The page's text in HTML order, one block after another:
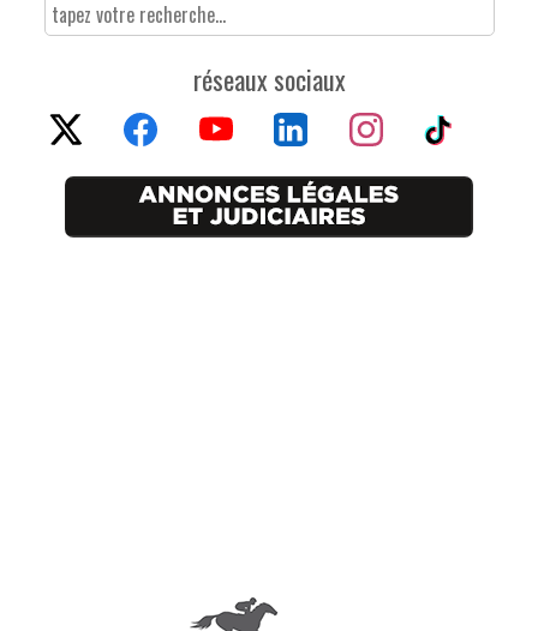
réseaux sociaux